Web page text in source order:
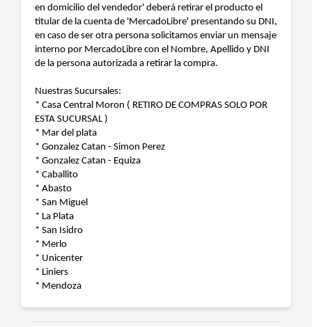
en domicilio del vendedor' deberá retirar el producto el
titular de la cuenta de 'MercadoLibre' presentando su DNI,
en caso de ser otra persona solicitamos enviar un mensaje
interno por MercadoLibre con el Nombre, Apellido y DNI
de la persona autorizada a retirar la compra.
Nuestras Sucursales:
* Casa Central Moron ( RETIRO DE COMPRAS SOLO POR
ESTA SUCURSAL )
* Mar del plata
* Gonzalez Catan - Simon Perez
* Gonzalez Catan - Equiza
* Caballito
* Abasto
* San Miguel
* La Plata
* San Isidro
* Merlo
* Unicenter
* Liniers
* Mendoza